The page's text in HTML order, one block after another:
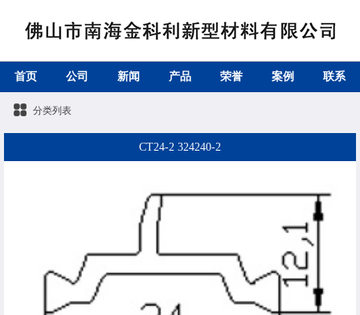
首页 公司 新闻 产品 荣誉 案例 联系
分类列表
CT24-2 324240-2